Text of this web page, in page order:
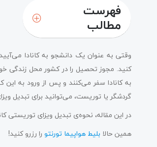
فهرست
مطالب
وقتی به عنوان یک دانشجو به کانادا
کنید. مجوز تحصیل را در کشور محل زندگی
به کانادا سفر می‌کنند و پس از ورود به
گردشگر یا توریست، می‌توانید برای تبدیل
در این مقاله، نحوه‌ی تبدیل ویزای توریستی
همین حالا بلیط هواپیما تورنتو را رزرو کنید!